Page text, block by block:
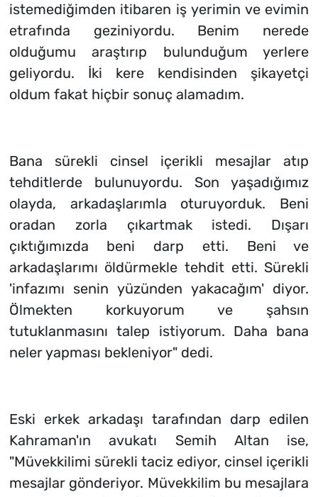
istemediğimden itibaren iş yerimin ve evimin
etrafında geziniyordu. Benim nerede
olduğumu araştırıp bulunduğum yerlere
geliyordu. İki kere kendisinden şikayetçi
oldum fakat hiçbir sonuç alamadım.
Bana sürekli cinsel içerikli mesajlar atıp
tehditlerde bulunuyordu. Son yaşadığımız
olayda, arkadaşlarımla oturuyorduk. Beni
oradan zorla çıkartmak istedi. Dışarı
çıktığımızda beni darp etti. Beni ve
arkadaşlarımı öldürmekle tehdit etti. Sürekli
'infazımı senin yüzünden yakacağım' diyor.
Ölmekten korkuyorum ve şahsın
tutuklanmasını talep istiyorum. Daha bana
neler yapması bekleniyor" dedi.
Eski erkek arkadaşı tarafından darp edilen
Kahraman'ın avukatı Semih Altan ise,
"Müvekkilimi sürekli taciz ediyor, cinsel içerikli
mesajlar gönderiyor. Müvekkilim bu mesajlara